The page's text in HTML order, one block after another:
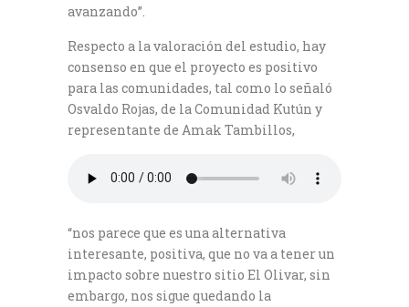
avanzando”.
Respecto a la valoración del estudio, hay
consenso en que el proyecto es positivo
para las comunidades, tal como lo señaló
Osvaldo Rojas, de la Comunidad Kutún y
representante de Amak Tambillos,
“nos parece que es una alternativa
interesante, positiva, que no va a tener un
impacto sobre nuestro sitio El Olivar, sin
embargo, nos sigue quedando la